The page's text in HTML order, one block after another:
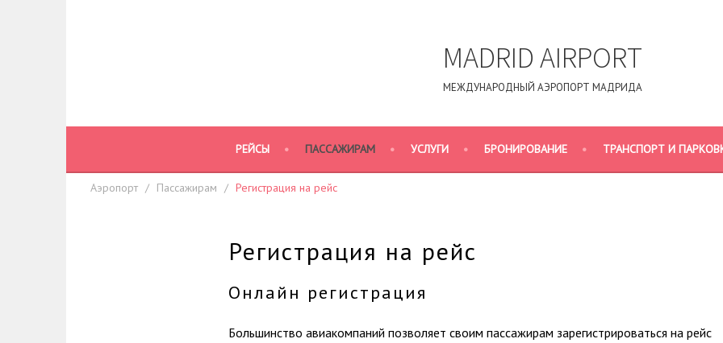
MADRID AIRPORT
МЕЖДУНАРОДНЫЙ АЭРОПОРТ МАДРИДА
РЕЙСЫ ПАССАЖИРАМ УСЛУГИ БРОНИРОВАНИЕ ТРАНСПОРТ И
Аэропорт Пассажирам Регистрация на рейс
Регистрация на рейс
Онлайн регистрация
Большинство авиакомпаний позволяет своим пассажирам зарегистрироваться на рейс